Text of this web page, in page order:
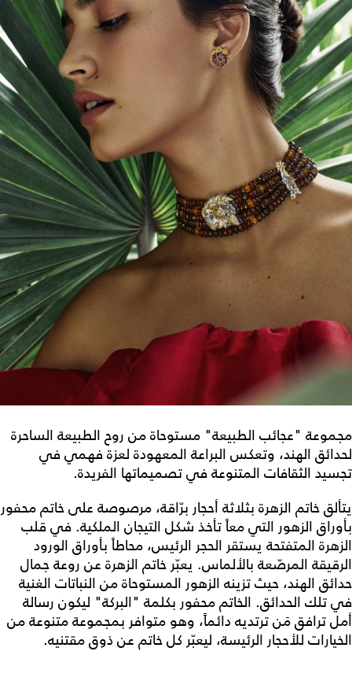
مجموعة "عجائب الطبيعة" مستوحاة من روح الطبيعة الساحرة
لحدائق الهند، وتعكس البراعة المعهودة لعزة فهمي في
تجسيد الثقافات المتنوعة في تصميماتها الفريدة.
يتألق خاتم الزهرة بثلاثة أحجار برّاقة، مرصوصة على خاتم محفور
بأوراق الزهور التي معاً تأخذ شكل التيجان الملكية. في قلب
الزهرة المتفتحة يستقر الحجر الرئيس، محاطاً بأوراق الورود
الرقيقة المرصّعة بالألماس. يعبّر خاتم الزهرة عن روعة جمال
حدائق الهند، حيث تزينه الزهور المستوحاة من النباتات الغنية
في تلك الحدائق. الخاتم محفور بكلمة "البركة" ليكون رسالة
أمل ترافق مَن ترتديه دائماً، وهو متوافر بمجموعة متنوعة من
الخيارات للأحجار الرئيسة، ليعبّر كل خاتم عن ذوق مقتنيه.